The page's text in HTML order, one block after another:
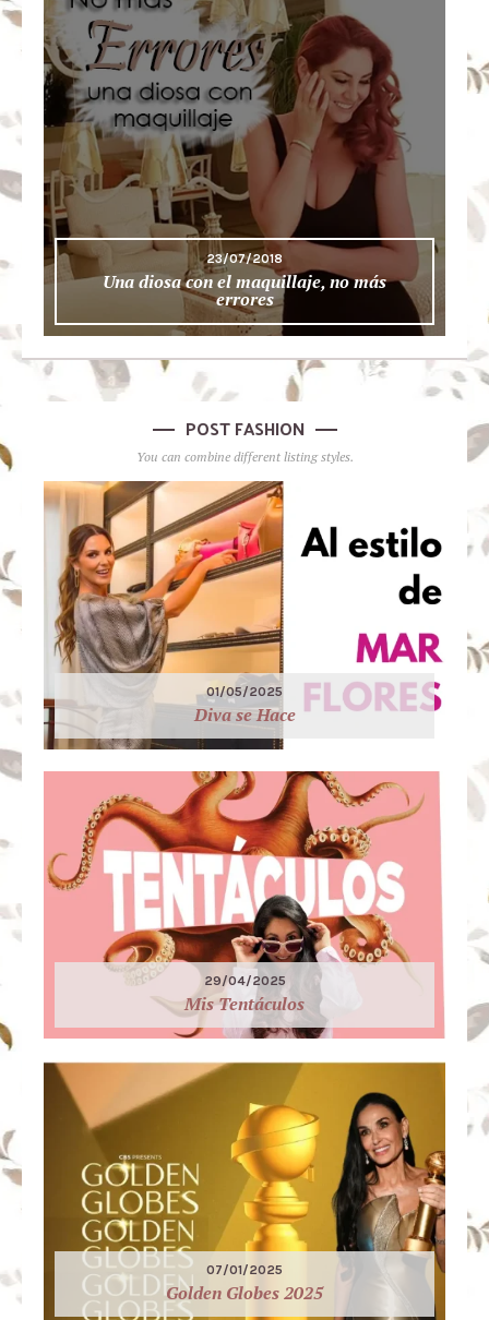
23/07/2018
Una diosa con el maquillaje, no más
errores
POST FASHION
You can combine different listing styles.
01/05/2025
Diva se Hace
29/04/2025
Mis Tentáculos
07/01/2025
Golden Globes 2025